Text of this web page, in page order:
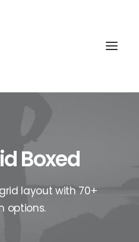
Boxed
layout with 70+
options.